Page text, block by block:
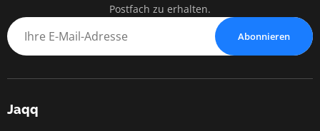
Postfach zu erhalten.
Abonnieren
Jaqq